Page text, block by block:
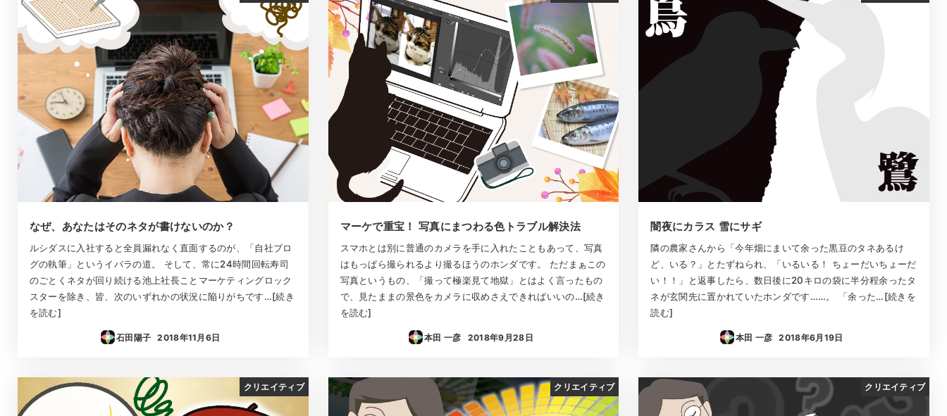
なぜ、あなたはそのネタが書けないのか？
ルシダスに入社すると全員漏れなく直面するのが、「自社ブロ
グの執筆」というイバラの道。 そして、常に24時間回転寿司
のごとくネタが回り続ける池上社長ことマーケティングロック
スターを除き、皆、次のいずれかの状況に陥りがちです…[続き
を読む]
石田陽子
投稿日
2018年11月6日
マーケで重宝！ 写真にまつわる色トラブル解決法
スマホとは別に普通のカメラを手に入れたこともあって、写真
はもっぱら撮られるより撮るほうのホンダです。 ただまぁこの
写真というもの、「撮って極楽見て地獄」とはよく言ったもの
で、見たままの景色をカメラに収めさえできればいいの…[続き
を読む]
本田 一彦
投稿日
2018年9月28日
闇夜にカラス 雪にサギ
隣の農家さんから「今年畑にまいて余った黒豆のタネあるけ
ど、いる？」とたずねられ、「いるいる！ ちょーだいちょーだ
い！！」と返事したら、数日後に20キロの袋に半分程余ったタ
ネが玄関先に置かれていたホンダです……。 「余った…[続きを
読む]
本田 一彦
投稿日
2018年6月19日
クリエイティブ クリエイティブ クリエイティブ